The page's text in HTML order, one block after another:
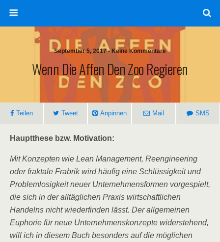
September 5, 2017 • Keine Kommentare
Wenn Die Affen Den Zoo Regieren
Teilen Tweet Anpinnen Mail SMS
Hauptthese bzw. Motivation:
Mit Konzepten wie Lean Management, Reengineering
oder fraktale Frabrik wird häufig eine Schlüssigkeit und
Problemlosigkeit neuer Unternehmensformen vorgespielt,
die sich in der alltäglichen Praxis wirtschaftlichen
Handelns nicht wiederfinden lässt. Der allgemeinen
Euphorie für neue Unternehmenskonzepte widerstehend,
will ich in diesem Buch besonders auf die möglichen